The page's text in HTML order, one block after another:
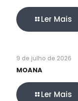
Ler Mais
9 de julho de 2026
MOANA
Ler Mais